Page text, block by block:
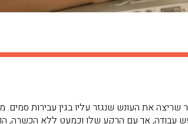
לאחר שריצה את העונש שנגזר עליו בגין
עבודה, אך עם הרקע שלו וכמעט ללא הכשרה,